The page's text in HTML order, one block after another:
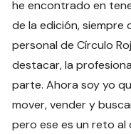
he encontrado en
de la edición, siempre
personal de Círculo
destacar, la
parte. Ahora soy yo
mover, vender y
pero ese es un reto al